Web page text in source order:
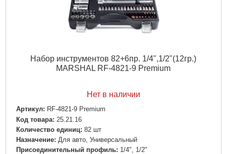
Набор инструментов 82+6пр. 1/4",1/2"(12гр.)
MARSHAL RF-4821-9 Premium
Нет в наличии
Артикул: RF-4821-9 Premium
Код товара: 25.21.16
Количество единиц: 82 шт
Назначение: Для авто, Универсальный
Пpиcoeдинитeльный пpoфиль: 1/4", 1/2"